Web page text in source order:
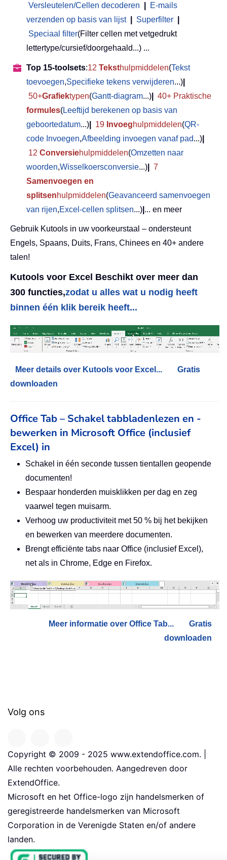
Versleutelen/Cellen decoderen
E-mails
verzenden op basis van lijst
Superfilter
Speciaal filter(Filter cellen met vetgedrukt
lettertype/cursief/doorgehaald...) ...
Top 15-toolsets:12 Teksthulpmiddelen(Tekst
toevoegen,Specifieke tekens verwijderen...)
50+Grafiektypen(Gantt-diagram...)
40+ Praktische
formules(Leeftijd berekenen op basis van
geboortedatum...) 19 Invoeghulpmiddelen(QR-
code Invoegen,Afbeelding invoegen vanaf pad...)
12 Conversiehulpmiddelen(Omzetten naar
woorden,Wisselkoersconversie...)
7
Samenvoegen en
splitsenhulpmiddelen(Geavanceerd samenvoegen
van rijen,Excel-cellen splitsen...) ... en meer
Gebruik Kutools in uw voorkeurstaal – ondersteunt
Engels, Spaans, Duits, Frans, Chinees en 40+ andere
talen!
Kutools voor Excel Beschikt over meer dan
300 functies,zodat u alles wat u nodig heeft
binnen één klik bereik heeft...
Meer details over Kutools voor Excel...
Gratis
downloaden
Office Tab – Schakel tabbladenlezen en -
bewerken in Microsoft Office (inclusief
Excel) in
Schakel in één seconde tussen tientallen geopende
documenten!
Bespaar honderden muisklikken per dag en zeg
vaarwel tegen muisarm.
Verhoog uw productiviteit met 50 % bij het bekijken
en bewerken van meerdere documenten.
Brengt efficiënte tabs naar Office (inclusief Excel),
net als in Chrome, Edge en Firefox.
Meer informatie over Office Tab...
Gratis
downloaden
Volg ons
Copyright © 2009 - 2025 www.extendoffice.com. |
Alle rechten voorbehouden. Aangedreven door
ExtendOffice.
Microsoft en het Office-logo zijn handelsmerken of
geregistreerde handelsmerken van Microsoft
Corporation in de Verenigde Staten en/of andere
landen.